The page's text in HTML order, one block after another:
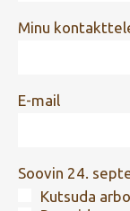
Minu
E-mail
Soovin 24.
Kutsuda